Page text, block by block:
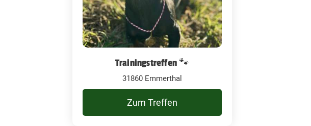
Trainingstreffen 🐾
31860 Emmerthal
Zum Treffen